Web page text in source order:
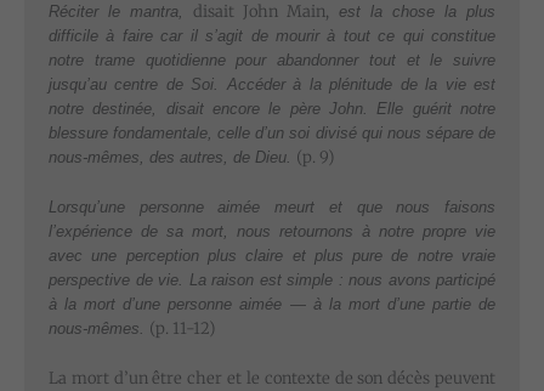
Réciter le mantra, disait John Main, est la chose la plus
difficile à faire car il s’agit de mourir à tout ce qui constitue
notre trame quotidienne pour abandonner tout et le suivre
jusqu’au centre de Soi. Accéder à la plénitude de la vie est
notre destinée, disait encore le père John. Elle guérit notre
blessure fondamentale, celle d’un soi divisé qui nous sépare de
nous-mêmes, des autres, de Dieu. (p. 9)
Lorsqu’une personne aimée meurt et que nous faisons
l’expérience de sa mort, nous retournons à notre propre vie
avec une perception plus claire et plus pure de notre vraie
perspective de vie. La raison est simple : nous avons participé
à la mort d’une personne aimée — à la mort d’une partie de
nous-mêmes. (p. 11-12)
La mort d’un être cher et le contexte de son décès peuvent